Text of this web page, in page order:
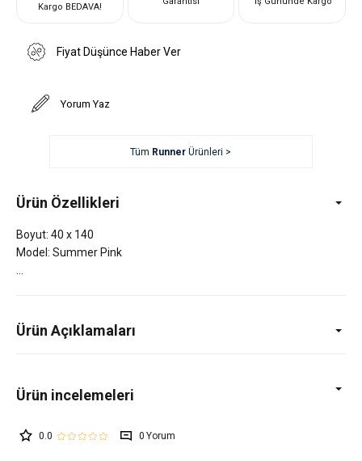
Kargo BEDAVA!
Fiyat Düşünce Haber Ver
Yorum Yaz
Tüm Runner Ürünleri >
Ürün Özellikleri
Boyut: 40 x 140
Model: Summer Pink
Ürün Açıklamaları
0.0 0